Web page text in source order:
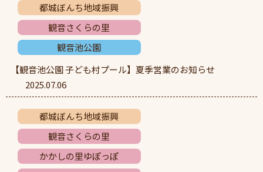
都城ぼんち地域振興
観音さくらの里
観音池公園
【観音池公園 子ども村プール】夏季営業のお知らせ
2025.07.06
都城ぼんち地域振興
観音さくらの里
かかしの里ゆぽっぽ